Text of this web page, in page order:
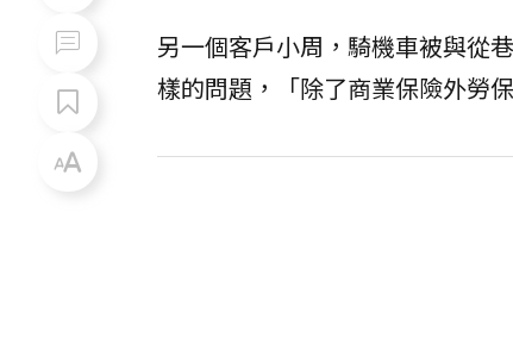
另一個客戶小周，騎機車被與從
樣的問題，「除了商業保險外勞